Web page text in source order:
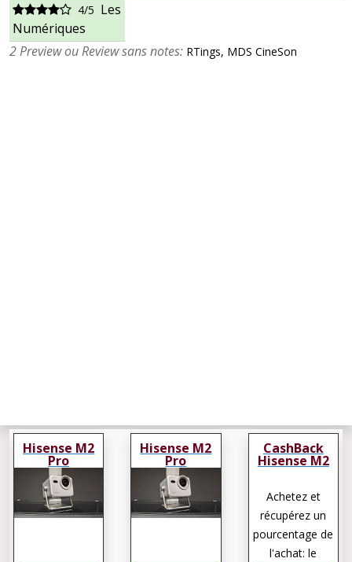
4/5 Les
Numériques
2 Preview ou Review sans notes: RTings, MDS CineSon
Hisense M2
Pro
Hisense M2
Pro
CashBack
Hisense M2
Achetez et
récupérez un
pourcentage de
l'achat: le